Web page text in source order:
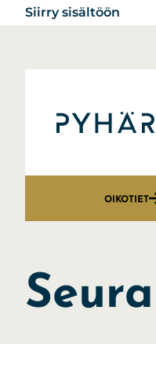
Siirry sisältöön
Etusivu
OIKOTIET